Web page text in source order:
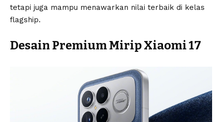
tetapi juga mampu menawarkan nilai terbaik di kelas
flagship.
Desain Premium Mirip Xiaomi 17